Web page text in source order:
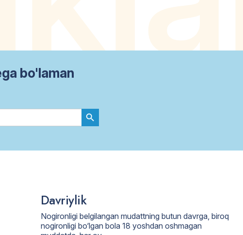
bo'laman
Search Button
Davriylik
Nogironligi belgilangan mudattning butun davrga, biroq
nogironligi bo‘lgan bola 18 yoshdan oshmagan